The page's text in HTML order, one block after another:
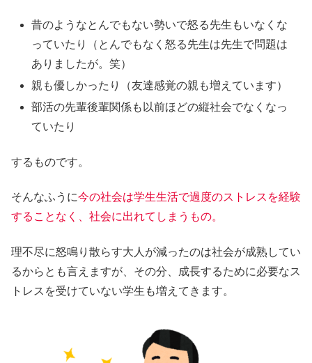
昔のようなとんでもない勢いで怒る先生もいなくな
っていたり（とんでもなく怒る先生は先生で問題は
ありましたが。笑）
親も優しかったり（友達感覚の親も増えています）
部活の先輩後輩関係も以前ほどの縦社会でなくなっ
ていたり
するものです。
そんなふうに今の社会は学生生活で過度のストレスを経験
することなく、社会に出れてしまうもの。
理不尽に怒鳴り散らす大人が減ったのは社会が成熟してい
るからとも言えますが、その分、成長するために必要なス
トレスを受けていない学生も増えてきます。